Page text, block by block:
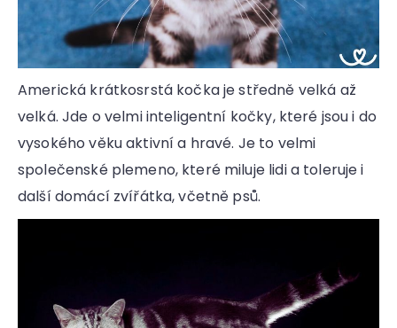
Americká krátkosrstá kočka je středně velká až
velká. Jde o velmi inteligentní kočky, které jsou i do
vysokého věku aktivní a hravé. Je to velmi
společenské plemeno, které miluje lidi a toleruje i
další domácí zvířátka, včetně psů.
HLEDAT
o
p
o
r